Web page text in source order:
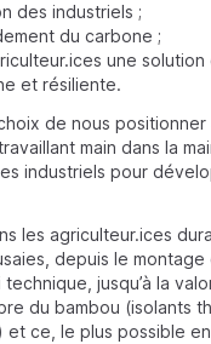
des industriels ;
du carbone ;
une
et résiliente.
de nous
main dans la
industriels pour
les agriculteur.ices
depuis le
jusqu’à la
du bambou (isolants
et ce, le plus possible